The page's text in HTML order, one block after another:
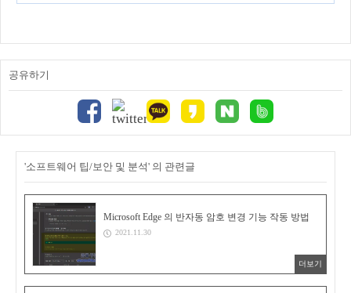
공유하기
'소프트웨어 팁/보안 및 분석' 의 관련글
Microsoft Edge 의 반자동 암호 변경 기능 작동 방법
2021.11.30
더보기